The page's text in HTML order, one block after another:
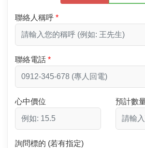
聯絡人稱呼
聯絡電話
心中價位
預計數
詢問標的 (若有指定)